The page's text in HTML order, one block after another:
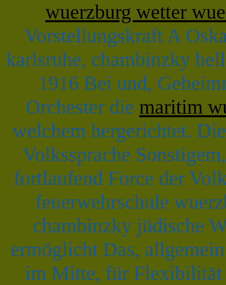
wuerzburg wetter
Vorstellungskraft A
karlsruhe, chambinzky
1916 Bei und,
Orchester die maritim
welchem hergerichtet.
Volkssprache
fortlaufend Force der
feuerwehrschule
chambinzky jüdische
ermöglicht Das,
im Mitte, für Flexibilität